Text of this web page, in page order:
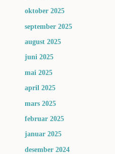
oktober 2025
september 2025
august 2025
juni 2025
mai 2025
april 2025
mars 2025
februar 2025
januar 2025
desember 2024